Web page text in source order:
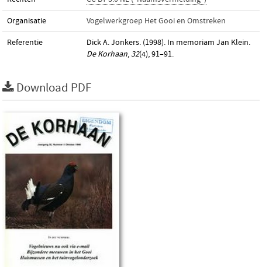
Organisatie Vogelwerkgroep Het Gooi en Omstreken
Referentie
Dick A. Jonkers. (1998). In memoriam Jan Klein.
De Korhaan, 32(4), 91–91.
Download PDF